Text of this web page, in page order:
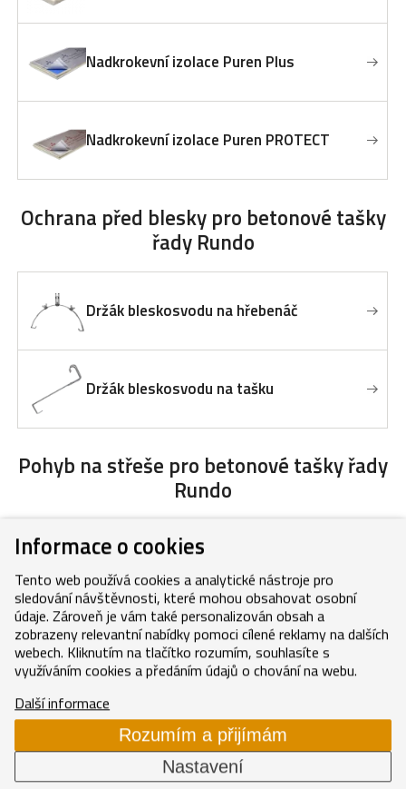
Nadkrokevní izolace Puren Plus
Nadkrokevní izolace Puren PROTECT
Ochrana před bleskypro betonové tašky
řady Rundo
Držák bleskosvodu na hřebenáč
Držák bleskosvodu na tašku
Pohyb na střeše pro betonové tašky řady
Rundo
Držák mříže sněholamu antracit
Držák mříže sněholamu cihlově
červený
Držák mříže sněholamu hnědý
Držák mříže sněholamu višňově červený
Držák pro stoupací plošinu s vruty
Informace o cookies
Tento web používá cookies a analytické nástroje pro
sledování návštěvnosti, které mohou obsahovat osobní
údaje. Zároveň je vám také personalizován obsah a
zobrazeny relevantní nabídky pomoci cílené reklamy na dalších
webech. Kliknutím na tlačítko rozumím, souhlasíte s
využíváním cookies a předáním údajů o chování na webu.
Další informace
Rozumím a přijímám
Nastavení